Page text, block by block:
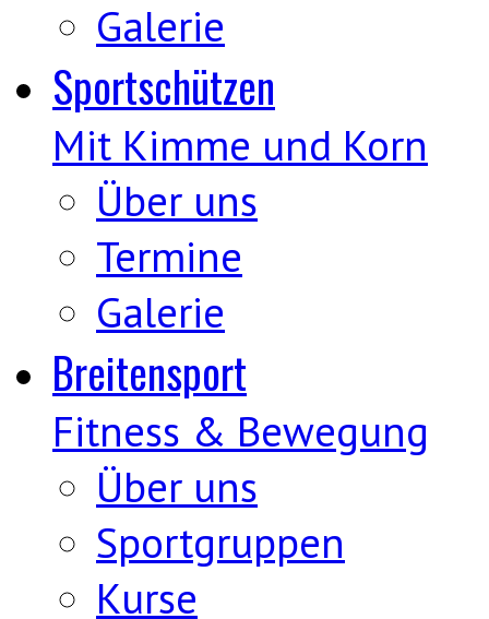
Galerie
Sportschützen
Mit Kimme und Korn
Über uns
Termine
Galerie
Breitensport
Fitness & Bewegung
Über uns
Sportgruppen
Kurse